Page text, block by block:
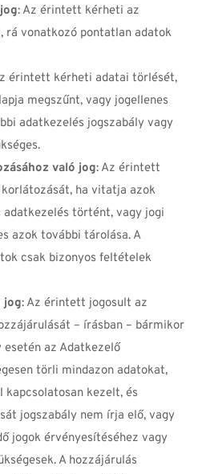
: Az érintett kérheti az
rá vonatkozó pontatlan adatok
érintett kérheti adatai törlését,
megszűnt, vagy jogellenes
adatkezelés jogszabály vagy
való jog: Az érintett
ha vitatja azok
adatkezelés történt, vagy jogi
azok további tárolása. A
csak bizonyos feltételek
jog: Az érintett jogosult az
– írásban – bármikor
esetén az Adatkezelő
törli mindazon adatokat,
kezelt, és
jogszabály nem írja elő, vagy
jogok érvényesítéséhez vagy
A hozzájárulás